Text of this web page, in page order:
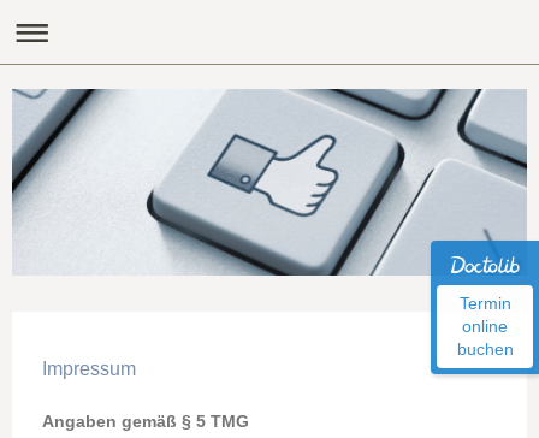
Impressum
Angaben gemäß § 5 TMG
Termin
online
buchen